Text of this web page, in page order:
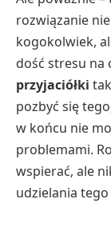
rozwiązanie
kogokolwiek,
dość stresu na
przyjaciółki
pozbyć się
w końcu nie
problemami.
wspierać, ale
udzielania